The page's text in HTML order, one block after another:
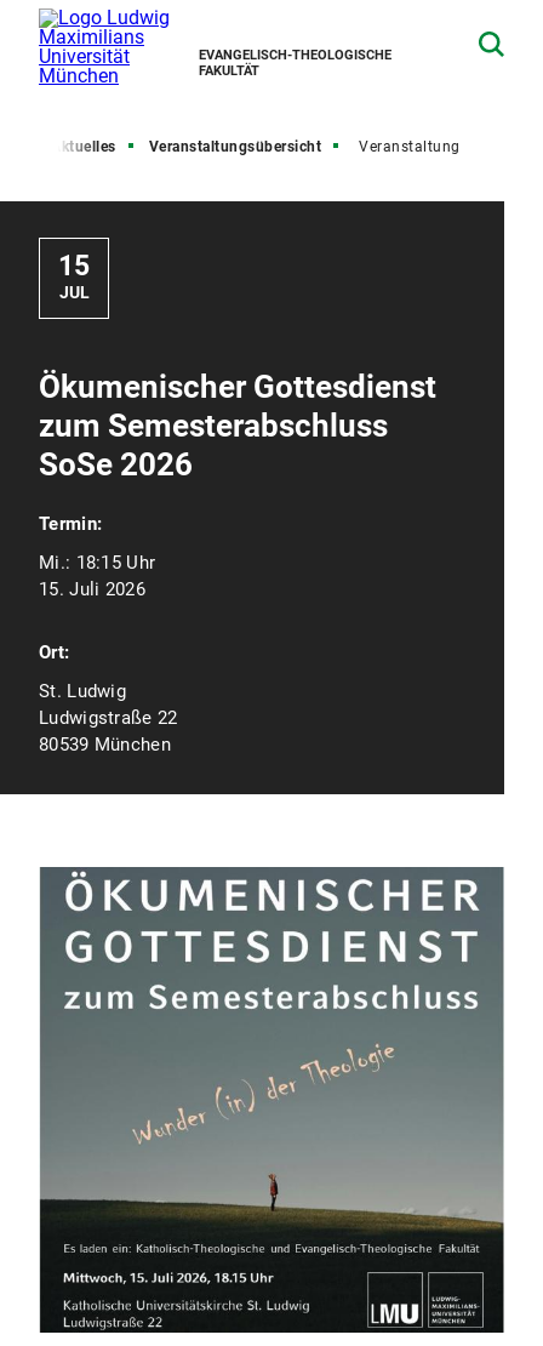
EVANGELISCH-THEOLOGISCHE
FAKULTÄT
Aktuelles Veranstaltungsübersicht Veranstaltung
15
JUL
Ökumenischer Gottesdienst
zum Semesterabschluss
SoSe 2026
Termin:
Mi.: 18:15 Uhr
15. Juli 2026
Ort:
St. Ludwig
Ludwigstraße 22
80539 München